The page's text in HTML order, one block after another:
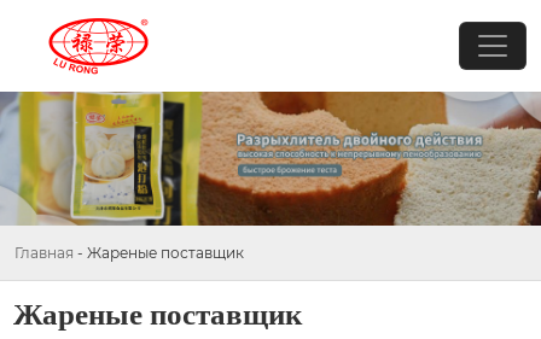
Главная - Жареные поставщик
Жареные поставщик